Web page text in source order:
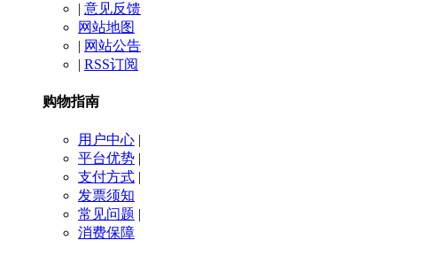
| 意见反馈
网站地图
| 网站公告
| RSS订阅
购物指南
用户中心 |
平台优势 |
支付方式 |
发票须知
常见问题 |
消费保障